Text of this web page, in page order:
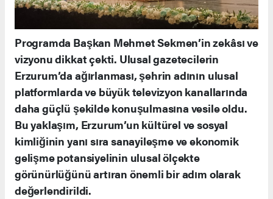
Programda Başkan Mehmet Sekmen’in zekâsı ve
vizyonu dikkat çekti. Ulusal gazetecilerin
Erzurum’da ağırlanması, şehrin adının ulusal
platformlarda ve büyük televizyon kanallarında
daha güçlü şekilde konuşulmasına vesile oldu.
Bu yaklaşım, Erzurum’un kültürel ve sosyal
kimliğinin yanı sıra sanayileşme ve ekonomik
gelişme potansiyelinin ulusal ölçekte
görünürlüğünü artıran önemli bir adım olarak
değerlendirildi.